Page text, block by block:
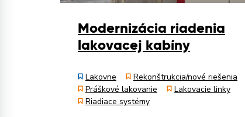
Modernizácia riadenia
lakovacej kabíny
Lakovne
Rekonštrukcia/nové riešenia
Práškové lakovanie
Lakovacie linky
Riadiace systémy